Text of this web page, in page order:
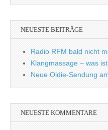
NEUESTE BEITRÄGE
Radio RFM bald nicht
Klangmassage – was
Neue Oldie-Sendung
NEUESTE KOMMENTARE